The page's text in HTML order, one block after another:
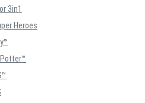
3in1
Heroes
Potter™